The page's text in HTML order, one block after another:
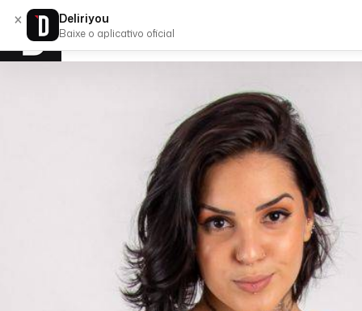
× Deliriyou
Baixe o aplicativo oficial